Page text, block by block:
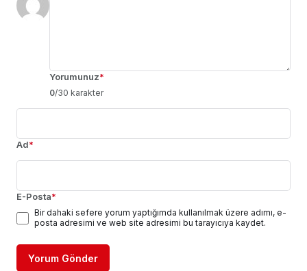
Yorumunuz*
0/30 karakter
Ad*
E-Posta*
Bir dahaki sefere yorum yaptığımda kullanılmak üzere adımı, e-
posta adresimi ve web site adresimi bu tarayıcıya kaydet.
Yorum Gönder